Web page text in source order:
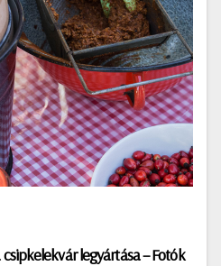
legyártása – Fotók